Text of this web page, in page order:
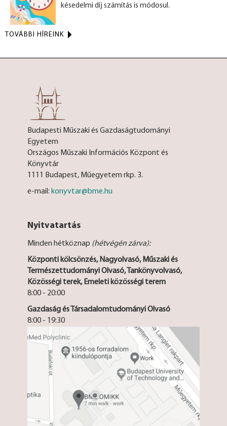
késedelmi díj számítás is módosul.
TOVÁBBI HÍREINK
Budapesti Műszaki és Gazdaságtudományi
Egyetem
Országos Műszaki Információs Központ és
Könyvtár
1111 Budapest, Műegyetem rkp. 3.
e-mail: konyvtar@bme.hu
Nyitvatartás
Minden hétköznap (hétvégén zárva):
Központi kölcsönzés, Nagyolvasó, Műszaki és
Természettudományi Olvasó, Tankönyvolvasó,
Közösségi terek, Emeleti közösségi terem
8:00 - 20:00
Gazdaság és Társadalomtudományi Olvasó
8:00 - 19:30